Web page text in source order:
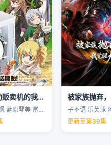
转生成自动贩卖机的我今天也在迷宫徘徊第三季
福山润 本渡枫 蓝原琴美 富田美忧 …
子不语 乐芙球
更新至第39集